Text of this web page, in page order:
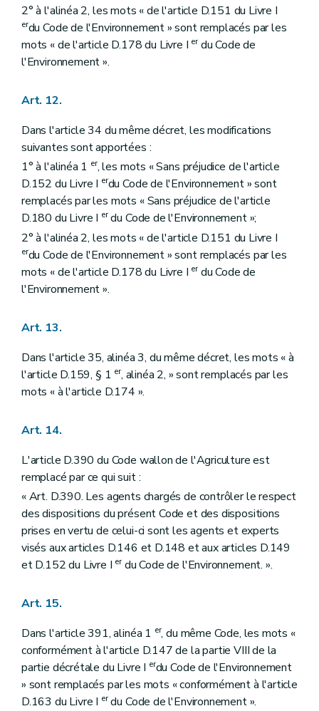
2° à l'alinéa 2, les mots « de l'article D.151 du Livre I
erdu Code de l'Environnement » sont remplacés par les
mots « de l'article D.178 du Livre I erdu Code de
l'Environnement ».
Art. 12.
Dans l'article 34 du même décret, les modifications
suivantes sont apportées :
1° à l'alinéa 1 er, les mots « Sans préjudice de l'article
D.152 du Livre I erdu Code de l'Environnement » sont
remplacés par les mots « Sans préjudice de l'article
D.180 du Livre I erdu Code de l'Environnement »;
2° à l'alinéa 2, les mots « de l'article D.151 du Livre I
erdu Code de l'Environnement » sont remplacés par les
mots « de l'article D.178 du Livre I erdu Code de
l'Environnement ».
Art. 13.
Dans l'article 35, alinéa 3, du même décret, les mots « à
l'article D.159, § 1 er, alinéa 2, » sont remplacés par les
mots « à l'article D.174 ».
Art. 14.
L'article D.390 du Code wallon de l'Agriculture est
remplacé par ce qui suit :
« Art. D.390. Les agents chargés de contrôler le respect
des dispositions du présent Code et des dispositions
prises en vertu de celui-ci sont les agents et experts
visés aux articles D.146 et D.148 et aux articles D.149
et D.152 du Livre I erdu Code de l'Environnement. ».
Art. 15.
Dans l'article 391, alinéa 1 er, du même Code, les mots «
conformément à l'article D.147 de la partie VIII de la
partie décrétale du Livre I erdu Code de l'Environnement
» sont remplacés par les mots « conformément à l'article
D.163 du Livre I erdu Code de l'Environnement ».